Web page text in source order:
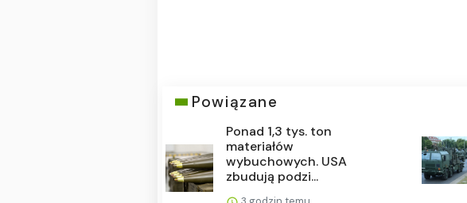
Powiązane
Ponad 1,3 tys. ton
materiałów
wybuchowych. USA
zbudują podzi...